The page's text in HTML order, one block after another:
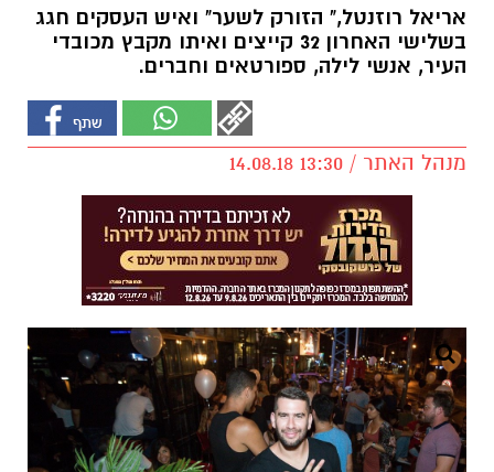
אריאל רוזנטל," הזורק לשער" ואיש העסקים חגג
בשלישי האחרון 32 קייצים ואיתו מקבץ מכובדי
העיר, אנשי לילה, ספורטאים וחברים.
מנהל האתר / 13:30 14.08.18